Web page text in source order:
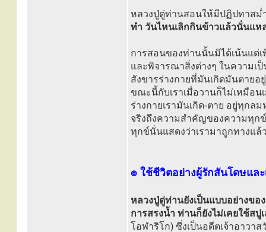
หลวงปู่ดู่ท่านสอนให้มีปฏิปทาสม่
ทำ วันไหนเลิกกินข้าวแล้วนั่นแห
การสอนของท่านนั้นมิได้เน้นแต่
และพิจารณาสิ่งต่างๆ ในความเ
สังขารร่างกายที่มันเกิดมันตายอ
ขณะนี้กับเราเมื่อวานก็ไม่เหมือนเ
ร่างกายเรามันเกิด-ตาย อยู่ทุกล
จริงถึงความสำคัญของความทุก
ทุกข์นั่นแสดงว่าเรามาถูกทางแ
๏ ใช้ชีวิตอย่างผู้รักสันโดษและ
หลวงปู่ดู่ท่านยังเป็นแบบอย่างข
การสรงน้ำ ท่านก็ยังไม่เคยใช้สบู่
โอฬาริโก) ซึ่งเป็นอดีตเจ้าอาวา